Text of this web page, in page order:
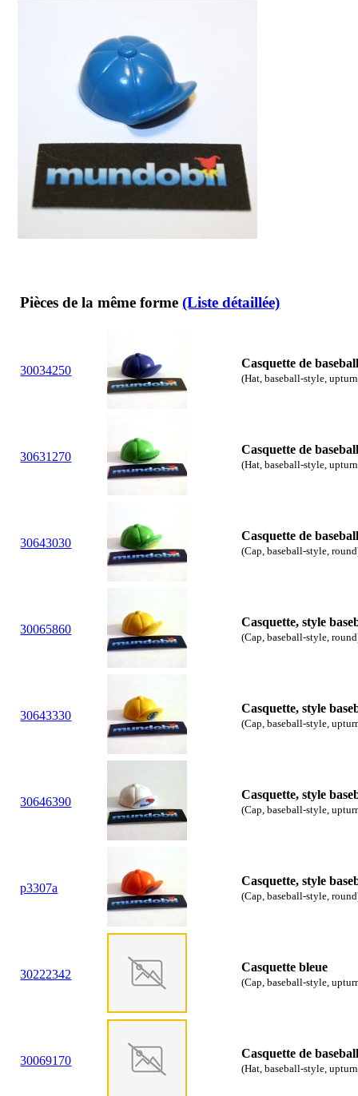
Pièces de la même forme(Liste détaillée)
30034250
Casquette de
(Hat, baseball-style,
30631270
Casquette de
(Hat, baseball-style,
30643030
Casquette de
(Cap, baseball-style,
30065860
Casquette, style
(Cap, baseball-style,
30643330
Casquette, style
(Cap, baseball-style,
30646390
Casquette, style
(Cap, baseball-style,
p3307a
Casquette, style
(Cap, baseball-style,
30222342
Casquette bleue
(Cap, baseball-style,
30069170
Casquette de
(Hat, baseball-style,